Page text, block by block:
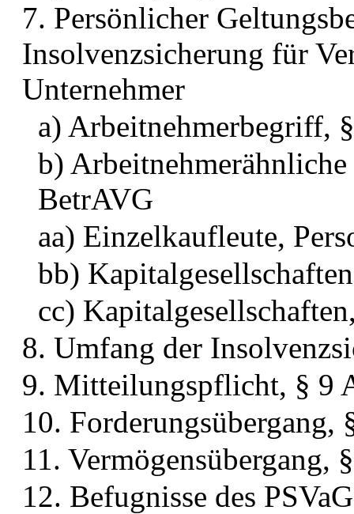
7. Persönlicher
Insolvenzsicherung für
Unternehmer
a) Arbeitnehmerbegriff,
b)
BetrAVG
aa) Einzelkaufleute,
bb)
cc)
8. Umfang der
9. Mitteilungspflicht, § 9
10. Forderungsübergang,
11. Vermögensübergang,
12. Befugnisse des